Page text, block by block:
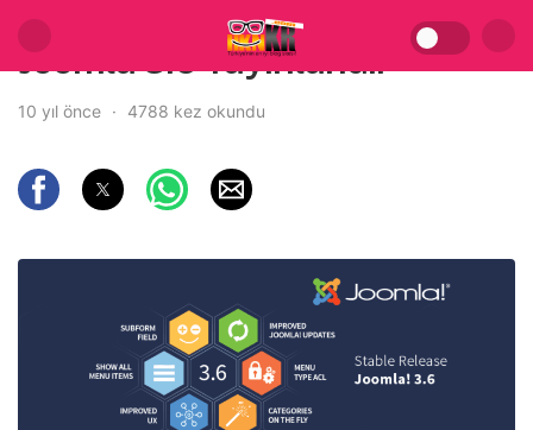
Joomla 3.6 Yayınlandı!
10 yıl önce 4788 kez okundu